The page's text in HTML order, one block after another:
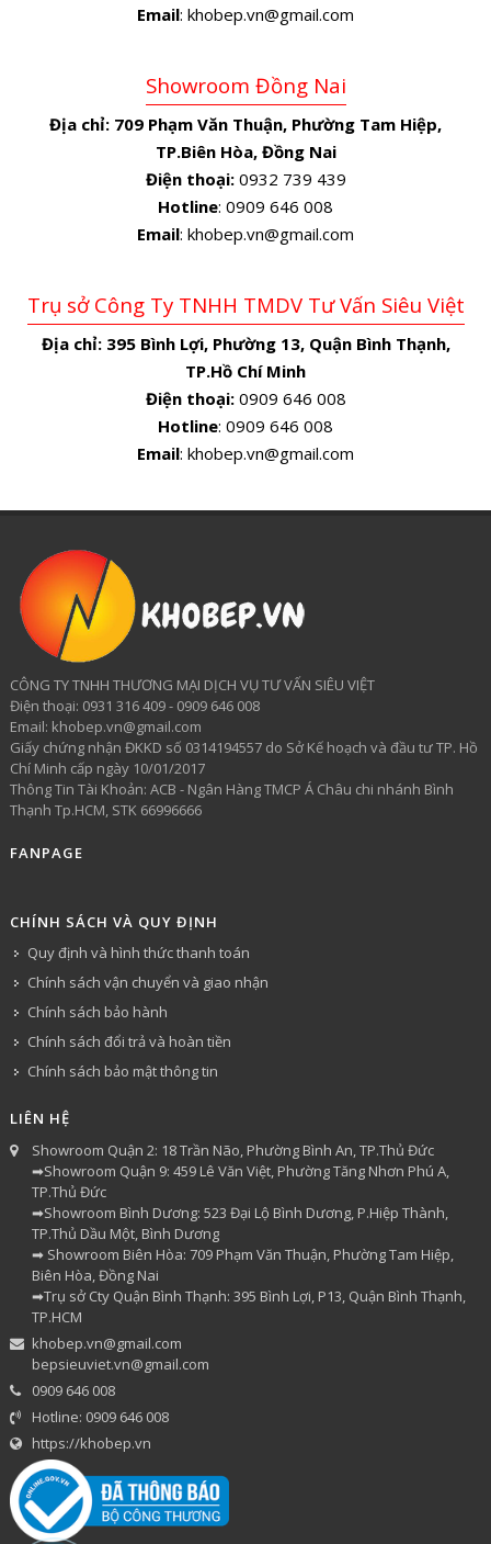
Email: khobep.vn@gmail.com
Showroom Đồng Nai
Địa chỉ: 709 Phạm Văn Thuận, Phường Tam Hiệp,
TP.Biên Hòa, Đồng Nai
Điện thoại:0932 739 439
Hotline: 0909 646 008
Email: khobep.vn@gmail.com
Trụ sở Công Ty TNHH TMDV Tư Vấn Siêu Việt
Địa chỉ: 395 Bình Lợi, Phường 13, Quận Bình Thạnh,
TP.Hồ Chí Minh
Điện thoại:0909 646 008
Hotline: 0909 646 008
Email: khobep.vn@gmail.com
CÔNG TY TNHH THƯƠNG MẠI DỊCH VỤ TƯ VẤN SIÊU VIỆT
​Điện thoại: 0931 316 409 - 0909 646 008
Email: khobep.vn@gmail.com
Giấy chứng nhận ĐKKD số 0314194557 do Sở Kế hoạch và đầu tư TP. Hồ
Chí Minh cấp ngày 10/01/2017
Thông Tin Tài Khoản: ACB - Ngân Hàng TMCP Á Châu chi nhánh Bình
Thạnh Tp.HCM, STK 66996666
FANPAGE
CHÍNH SÁCH VÀ QUY ĐỊNH
Quy định và hình thức thanh toán
Chính sách vận chuyển và giao nhận
Chính sách bảo hành
Chính sách đổi trả và hoàn tiền
Chính sách bảo mật thông tin
LIÊN HỆ
Showroom Quận 2: 18 Trần Não, Phường Bình An, TP.Thủ Đức
➡Showroom Quận 9: 459 Lê Văn Việt, Phường Tăng Nhơn Phú A,
TP.Thủ Đức
➡Showroom Bình Dương: 523 Đại Lộ Bình Dương, P.Hiệp Thành,
TP.Thủ Dầu Một, Bình Dương
➡ Showroom Biên Hòa: 709 Phạm Văn Thuận, Phường Tam Hiệp,
Biên Hòa, Đồng Nai
➡Trụ sở Cty Quận Bình Thạnh: 395 Bình Lợi, P13, Quận Bình Thạnh,
TP.HCM
khobep.vn@gmail.com
bepsieuviet.vn@gmail.com
0909 646 008
Hotline: 0909 646 008
https://khobep.vn